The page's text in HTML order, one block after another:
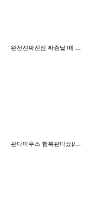
완전진짜진심 짜증날 때 있잖아
판다마우스 행복판다요(//v//)